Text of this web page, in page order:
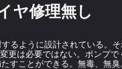
ヤ修理無し
るように設計されている。
更は必要ではない。ポンプで
すことができる。無毒、無